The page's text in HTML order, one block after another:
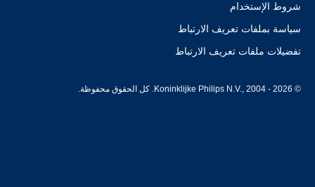
شروط الإستخدام
سياسة بملفات تعريف الارتباط
تفضيلات ملفات تعريف الارتباط
© Koninklijke Philips N.V., 2004 - 2026. كل الحقوق محفوظة.